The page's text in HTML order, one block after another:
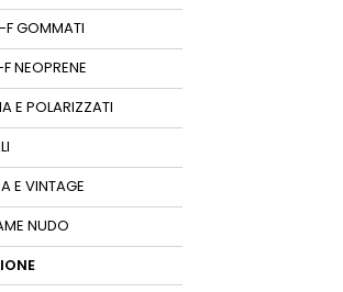
GOMMATI
NEOPRENE
E POLARIZZATI
E VINTAGE
NUDO